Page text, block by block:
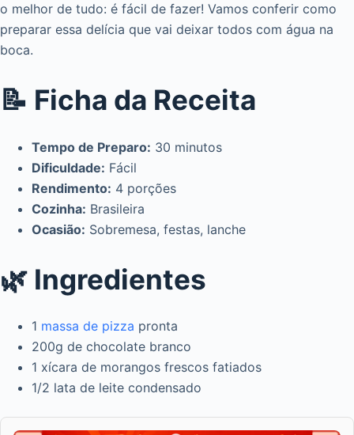
o melhor de tudo: é fácil de fazer! Vamos conferir como
preparar essa delícia que vai deixar todos com água na
boca.
📝 Ficha da Receita
Tempo de Preparo: 30 minutos
Dificuldade: Fácil
Rendimento: 4 porções
Cozinha: Brasileira
Ocasião: Sobremesa, festas, lanche
🌿 Ingredientes
1 massa de pizza pronta
200g de chocolate branco
1 xícara de morangos frescos fatiados
1/2 lata de leite condensado